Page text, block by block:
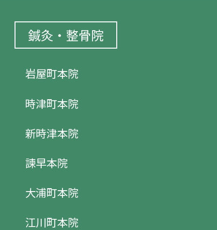
鍼灸・整骨院
岩屋町本院
時津町本院
新時津本院
諫早本院
大浦町本院
江川町本院